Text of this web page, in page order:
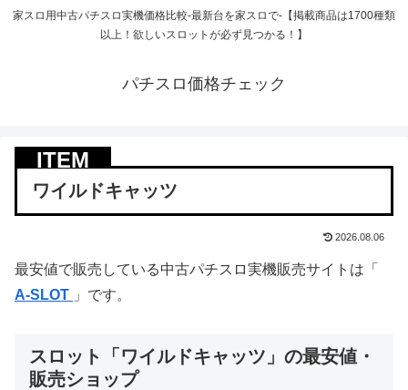
家スロ用中古パチスロ実機価格比較-最新台を家スロで-【掲載商品は1700種類
以上！欲しいスロットが必ず見つかる！】
パチスロ価格チェック
ワイルドキャッツ
2026.08.06
最安値で販売している中古パチスロ実機販売サイトは「
A-SLOT 」です。
スロット「ワイルドキャッツ」の最安値・
販売ショップ